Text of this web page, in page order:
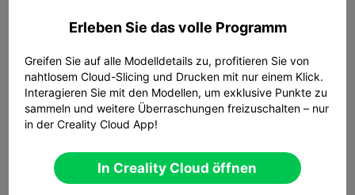
Erleben Sie das volle Programm
Greifen Sie auf alle Modelldetails zu, profitieren Sie von
nahtlosem Cloud-Slicing und Drucken mit nur einem Klick.
Interagieren Sie mit den Modellen, um exklusive Punkte zu
sammeln und weitere Überraschungen freizuschalten – nur
in der Creality Cloud App!
In Creality Cloud öffnen